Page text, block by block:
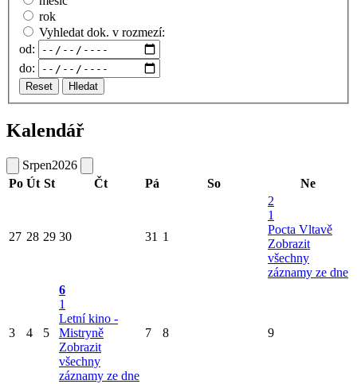
rok
Vyhledat dok. v rozmezí:
od:
do:
Reset Hledat
Kalendář
Srpen2026
Po Út St Čt Pá So Ne
27 28 29 30 31 1
2
1
Pocta Vltavě
Zobrazit
všechny
záznamy ze dne
3 4 5
6
1
Letní kino -
Mistryně
Zobrazit
všechny
záznamy ze dne
7 8 9